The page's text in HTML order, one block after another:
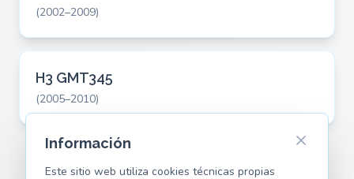
(2002–2009)
H3 GMT345
(2005–2010)
Información
Este sitio web utiliza cookies técnicas propias